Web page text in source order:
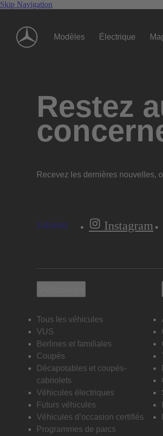
Skip Navigation
Modèles Électrique
Restez
Recevez les dernières nouvelles,
S'abonner Instagram
Tous les véhicules
VUS
Berlines et familiales
Coupés
Décapotables et coupés-
cabriolets
Véhicules électriques
Futurs véhicules
Véhicules d’occasion certifiés
Programmes de parcs